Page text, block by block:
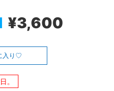
¥3,600
入り
。